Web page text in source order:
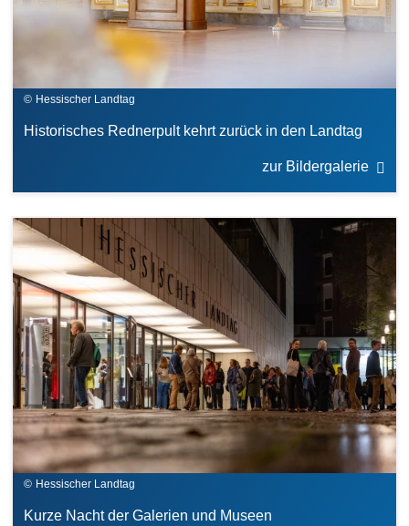
Hessischer Landtag
Historisches Rednerpult kehrt zurück in den Landtag
zur Bildergalerie
Bilddatei
Hessischer Landtag
Kurze Nacht der Galerien und Museen